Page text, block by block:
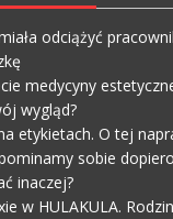
odciążyć
medycyny
wygląd?
etykietach. O tej
sobie
inaczej?
w HULAKULA.